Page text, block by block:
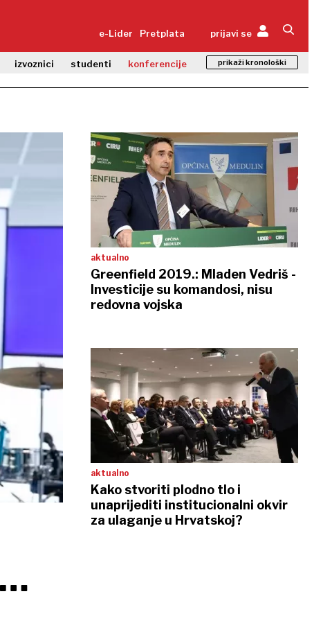
e-Lider Pretplata prijavi se
izvoznici studenti konferencije prikaži kronološki
aktualno
Greenfield 2019.: Mladen Vedriš -
Investicije su komandosi, nisu
redovna vojska
aktualno
Kako stvoriti plodno tlo i
unaprijediti institucionalni okvir
za ulaganje u Hrvatskoj?